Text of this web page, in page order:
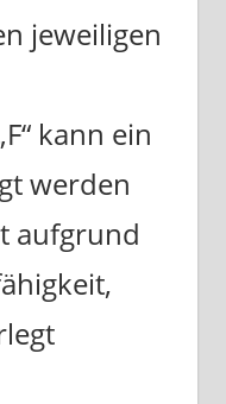
jeweiligen
kann ein
werden
aufgrund